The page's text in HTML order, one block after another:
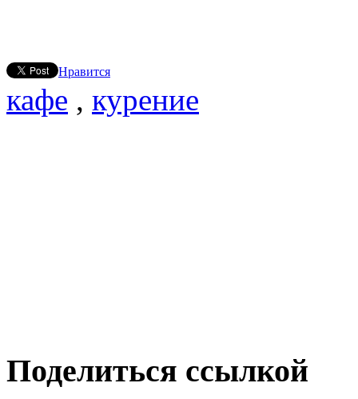
Нравится
кафе , курение
Поделиться ссылкой